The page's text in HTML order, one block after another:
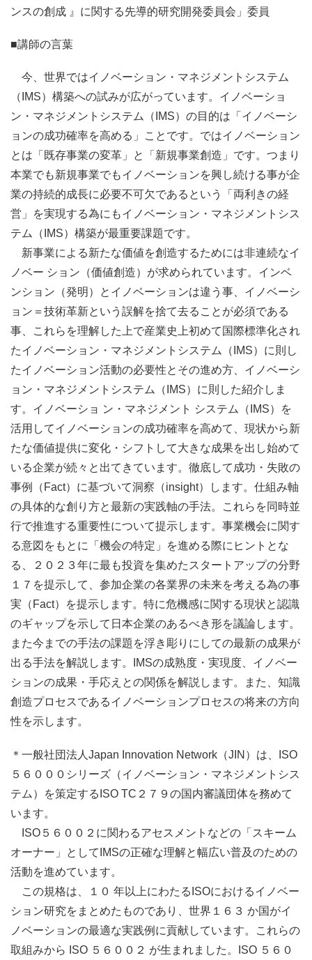
ンスの創成 』に関する先導的研究開発委員会」委員
■講師の言葉
今、世界ではイノベーション・マネジメントシステム
（IMS）構築への試みが広がっています。イノベーショ
ン・マネジメントシステム（IMS）の目的は「イノベーシ
ョンの成功確率を高める」ことです。ではイノベーション
とは「既存事業の変革」と「新規事業創造」です。つまり
本業でも新規事業でもイノベーションを興し続ける事が企
業の持続的成長に必要不可欠であるという「両利きの経
営」を実現する為にもイノベーション・マネジメントシス
テム（IMS）構築が最重要課題です。
新事業による新たな価値を創造するためには非連続なイ
ノベー ション（価値創造）が求められています。インベ
ンション（発明）とイノベーションは違う事、イノベーシ
ョン＝技術革新という誤解を捨て去ることが必須である
事、これらを理解した上で産業史上初めて国際標準化され
たイノベーション・マネジメントシステム（IMS）に則し
たイノベーション活動の必要性とその進め方、イノベーシ
ョン・マネジメントシステム（IMS）に則した紹介しま
す。イノベーショ ン・マネジメント システム（IMS）を
活用してイノベーションの成功確率を高めて、現状から新
たな価値提供に変化・シフトして大きな成果を出し始めて
いる企業が続々と出てきています。徹底して成功・失敗の
事例（Fact）に基づいて洞察（insight）します。仕組み軸
の具体的な創り方と最新の実践軸の手法。これらを同時並
行で推進する重要性について提示します。事業機会に関す
る意図をもとに「機会の特定」を進める際にヒントとな
る、２０２３年に最も投資を集めたスタートアップの分野
１７を提示して、参加企業の各業界の未来を考える為の事
実（Fact）を提示します。特に危機感に関する現状と認識
のギャップを示して日本企業のあるべき形を議論します。
また今までの手法の課題を浮き彫りにしての最新の成果が
出る手法を解説します。IMSの成熟度・実現度、イノベー
ションの成果・手応えとの関係を解説します。また、知識
創造プロセスであるイノベーションプロセスの将来の方向
性を示します。
＊一般社団法人Japan Innovation Network（JIN）は、ISO
５６０００シリーズ（イノベーション・マネジメントシス
テム）を策定するISO TC２７９の国内審議団体を務めて
います。
ISO５６００２に関わるアセスメントなどの「スキーム
オーナー」としてIMSの正確な理解と幅広い普及のための
活動を進めています。
この規格は、１０ 年以上にわたるISOにおけるイノベー
ション研究をまとめたものであり、世界１６３ か国がイ
ノベーションの最適な実践例に貢献しています。これらの
取組みから ISO ５６００２ が生まれました。ISO ５６０